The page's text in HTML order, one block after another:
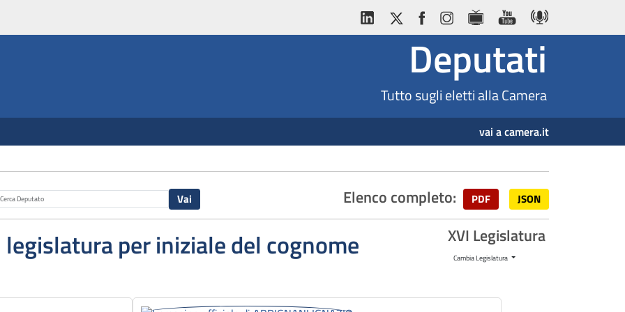
Deputati
Tutto sugli eletti alla Camera
vai a camera.it
Elenco completo: PDF JSON
per iniziale del cognome XVI Legislatura
Cambia Legislatura